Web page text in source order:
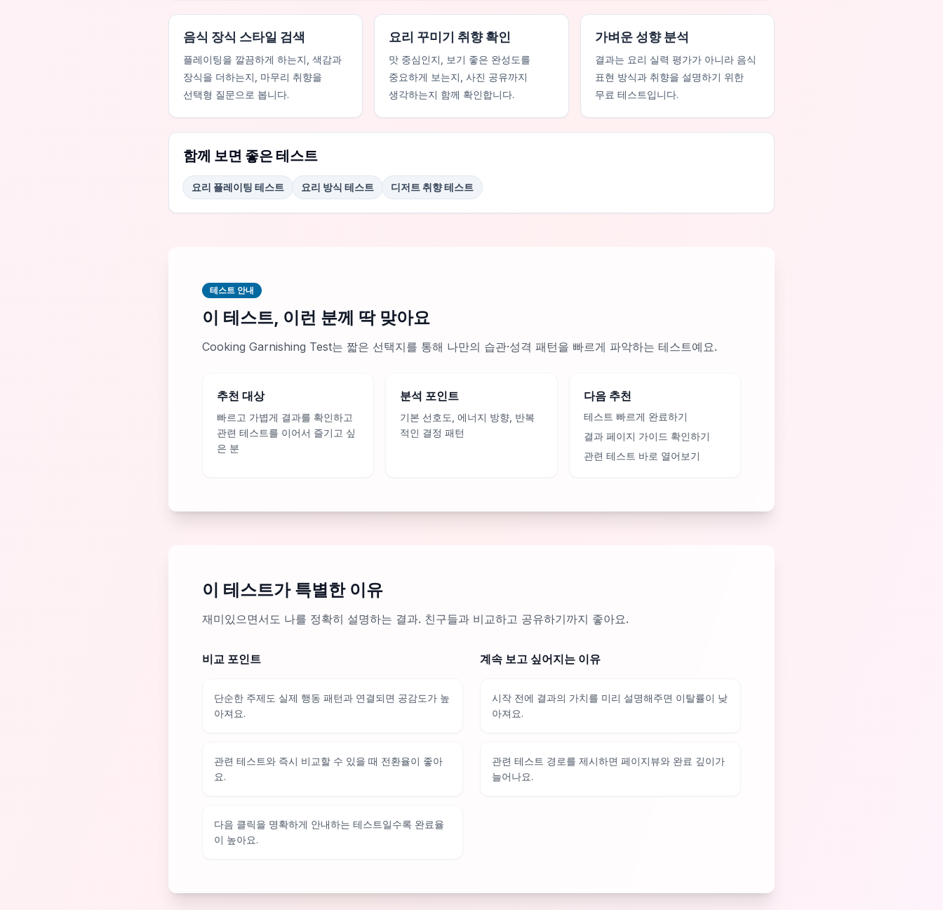
음식 장식 스타일 검색
플레이팅을 깔끔하게 하는지, 색감과
장식을 더하는지, 마무리 취향을
선택형 질문으로 봅니다.
요리 꾸미기 취향 확인
맛 중심인지, 보기 좋은 완성도를
중요하게 보는지, 사진 공유까지
생각하는지 함께 확인합니다.
가벼운 성향 분석
결과는 요리 실력 평가가 아니라 음식
표현 방식과 취향을 설명하기 위한
무료 테스트입니다.
함께 보면 좋은 테스트
요리 플레이팅 테스트 요리 방식 테스트 디저트 취향 테스트
테스트 안내
이 테스트, 이런 분께 딱 맞아요
Cooking Garnishing Test는 짧은 선택지를 통해 나만의 습관·성격 패턴을 빠르게 파악하는 테스트예요.
추천 대상
빠르고 가볍게 결과를 확인하고
관련 테스트를 이어서 즐기고 싶
은 분
분석 포인트
기본 선호도, 에너지 방향, 반복
적인 결정 패턴
다음 추천
테스트 빠르게 완료하기
결과 페이지 가이드 확인하기
관련 테스트 바로 열어보기
이 테스트가 특별한 이유
재미있으면서도 나를 정확히 설명하는 결과. 친구들과 비교하고 공유하기까지 좋아요.
비교 포인트
단순한 주제도 실제 행동 패턴과 연결되면 공감도가 높
아져요.
관련 테스트와 즉시 비교할 수 있을 때 전환율이 좋아
요.
다음 클릭을 명확하게 안내하는 테스트일수록 완료율
이 높아요.
계속 보고 싶어지는 이유
시작 전에 결과의 가치를 미리 설명해주면 이탈률이 낮
아져요.
관련 테스트 경로를 제시하면 페이지뷰와 완료 깊이가
늘어나요.